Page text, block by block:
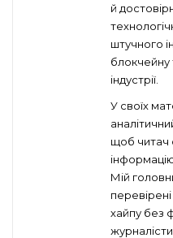
й
штучного
блокчейну
індустрії.
У своїх
щоб читач
Мій
хайпу без